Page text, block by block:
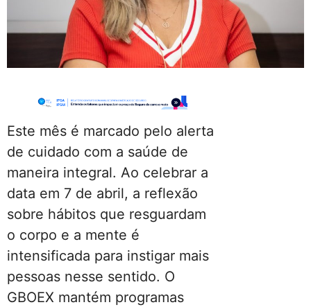
Este mês é marcado pelo alerta
de cuidado com a saúde de
maneira integral. Ao celebrar a
data em 7 de abril, a reflexão
sobre hábitos que resguardam
o corpo e a mente é
intensificada para instigar mais
pessoas nesse sentido. O
GBOEX mantém programas